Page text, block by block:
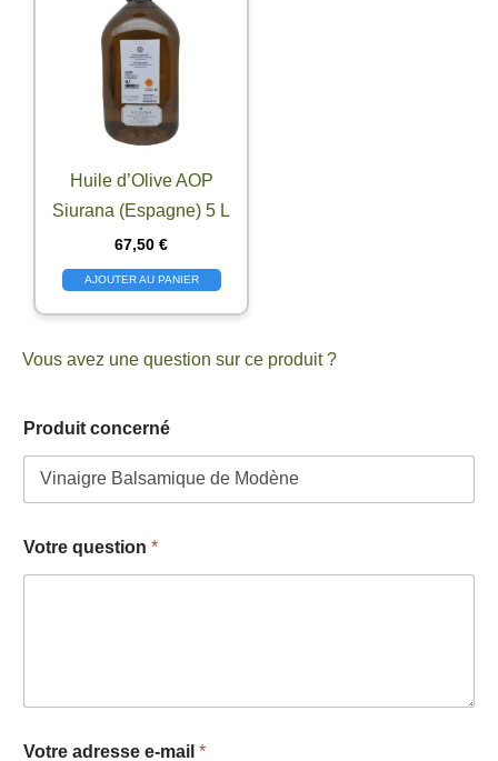
Huile d’Olive AOP
Siurana (Espagne) 5 L
67,50 €
AJOUTER AU PANIER
Vous avez une question sur ce produit ?
Produit concerné
o
t
i
Votre question *
Votre adresse e-mail *